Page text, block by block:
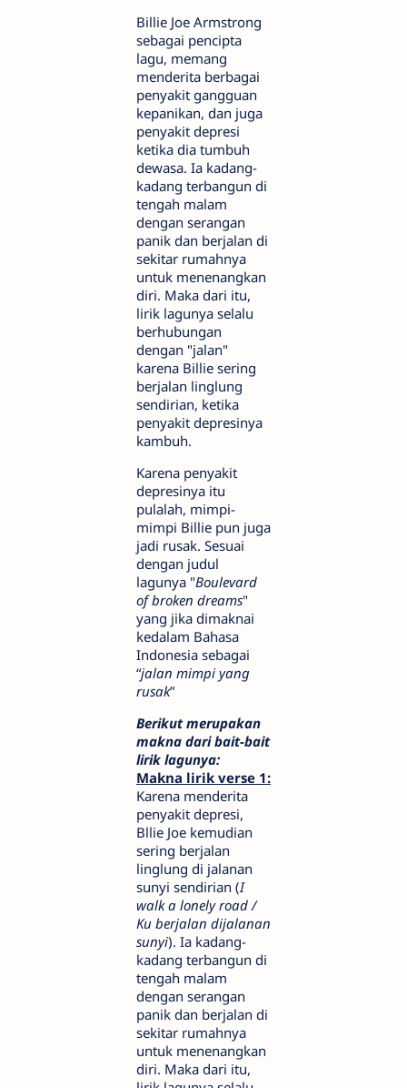
Billie Joe Armstrong
sebagai pencipta
lagu, memang
menderita berbagai
penyakit gangguan
kepanikan, dan juga
penyakit depresi
ketika dia tumbuh
dewasa. Ia kadang-
kadang terbangun di
tengah malam
dengan serangan
panik dan berjalan di
sekitar rumahnya
untuk menenangkan
diri. Maka dari itu,
lirik lagunya selalu
berhubungan
dengan "jalan"
karena Billie sering
berjalan linglung
sendirian, ketika
penyakit depresinya
kambuh.
Karena penyakit
depresinya itu
pulalah, mimpi-
mimpi Billie pun juga
jadi rusak. Sesuai
dengan judul
lagunya "Boulevard
of broken dreams"
yang jika dimaknai
kedalam Bahasa
Indonesia sebagai
“jalan mimpi yang
rusak”
Berikut merupakan
makna dari bait-bait
lirik lagunya:
Makna lirik verse 1:
Karena menderita
penyakit depresi,
Bllie Joe kemudian
sering berjalan
linglung di jalanan
sunyi sendirian (I
walk a lonely road /
Ku berjalan dijalanan
sunyi). Ia kadang-
kadang terbangun di
tengah malam
dengan serangan
panik dan berjalan di
sekitar rumahnya
untuk menenangkan
diri. Maka dari itu,